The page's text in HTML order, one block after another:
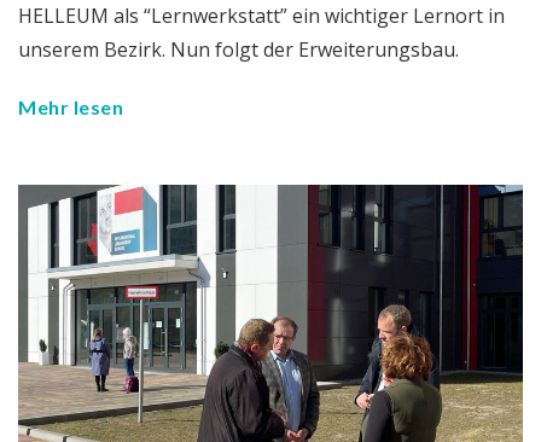
HELLEUM als “Lernwerkstatt” ein wichtiger Lernort in
unserem Bezirk. Nun folgt der Erweiterungsbau.
Mehr lesen